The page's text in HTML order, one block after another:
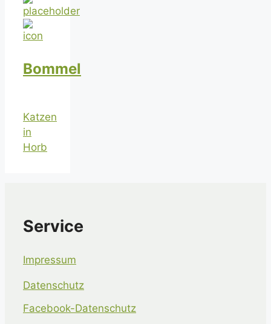
Bommel
Katzen
in
Horb
Service
Impressum
Datenschutz
Facebook-Datenschutz